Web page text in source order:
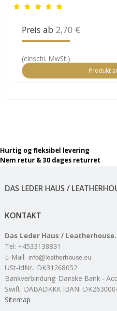
Preis ab 2,70 €
(einschl. MwSt.)
Produkt
DAS LEDER HAUS /
KONTAKT
Das Leder Haus /
Tel: +4533138831
E-Mail:
USt-IdNr.: DK31268052
Bankverbindung: Danske Bank -
Swift: DABADKKK IBAN:
Sitemap
Hurtig og fleksibel levering
Nem retur & 30 dages returret